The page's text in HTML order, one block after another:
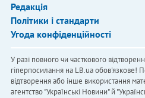
Редакція
Політики і стандарти
Угода конфіденційності
У разі повного чи часткового
гіперпосилання на LB.ua обов'язкове!
відтворення або інше використання
агентство "Українськi Новини" й